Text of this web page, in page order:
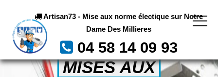
Artisan73 - Mise aux norme électique sur Notre
Dame Des Millieres
04 58 14 09 93
MISES AUX